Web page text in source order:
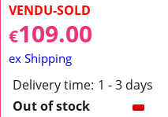
VENDU-SOLD
€109.00
ex Shipping
Delivery time: 1 - 3 days
Out of stock